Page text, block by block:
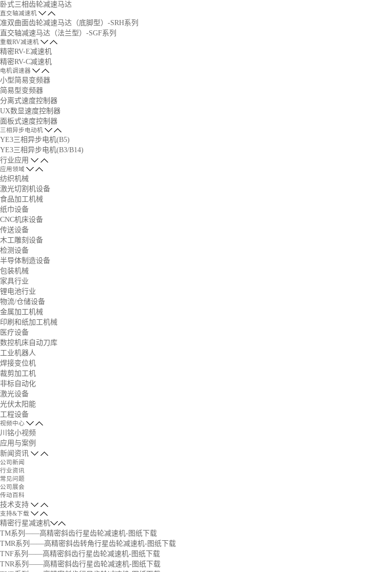
卧式三相齿轮减速马达
直交轴减速机
准双曲面齿轮减速马达（底脚型）-SRH系列
直交轴减速马达（法兰型）-SGF系列
重载RV减速机
精密RV-E减速机
精密RV-C减速机
电机调速器
小型简易变频器
简易型变频器
分离式速度控制器
UX数显速度控制器
面板式速度控制器
三相异步电动机
YE3三相异步电机(B5)
YE3三相异步电机(B3/B14)
行业应用
应用领域
纺织机械
激光切割机设备
食品加工机械
纸巾设备
CNC机床设备
传送设备
木工雕刻设备
检测设备
半导体制造设备
包装机械
家具行业
锂电池行业
物流/仓储设备
金属加工机械
印刷和纸加工机械
医疗设备
数控机床自动刀库
工业机器人
焊接变位机
裁剪加工机
非标自动化
激光设备
光伏太阳能
工程设备
视频中心
川铭小视频
应用与案例
新闻资讯
公司新闻
行业资讯
常见问题
公司展会
传动百科
技术支持
支持&下载
精密行星减速机
TM系列——高精密斜齿行星齿轮减速机-图纸下载
TMR系列——高精密斜齿转角行星齿轮减速机-图纸下载
TNF系列——高精密斜齿行星齿轮减速机-图纸下载
TNR系列——高精密斜齿行星齿轮减速机-图纸下载